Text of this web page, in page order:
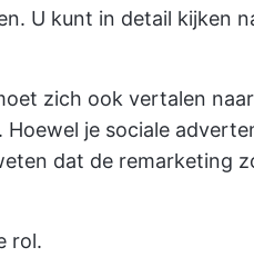
U kunt in detail kijken
zich ook vertalen
je sociale
dat de remarketing
rol.